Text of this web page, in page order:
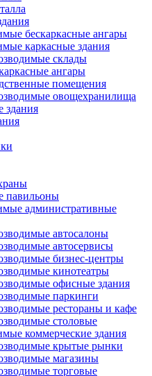
бескаркасные ангары
каркасные здания
склады
ангары
помещения
овощехранилища
здания
павильоны
административные
автосалоны
автосервисы
бизнес-центры
кинотеатры
офисные здания
паркинги
рестораны и кафе
столовые
коммерческие здания
крытые рынки
магазины
торговые